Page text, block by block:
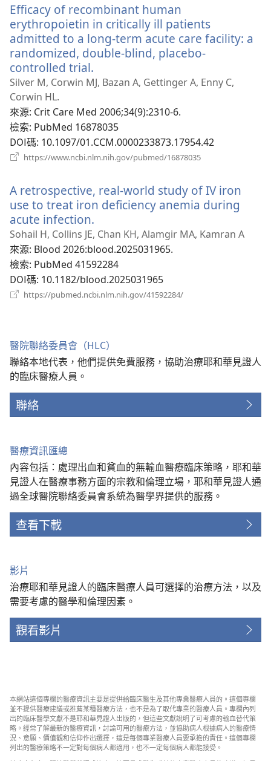
窗）
Efficacy of recombinant human
erythropoietin in critically ill patients
admitted to a long-term acute care facility: a
randomized, double-blind, placebo-
controlled trial.
啟
視
窗）
Silver M, Corwin MJ, Bazan A, Gettinger A, Enny C,
Corwin HL.
來源‎: Crit Care Med 2006;34(9):2310-6.
檢索‎: PubMed 16878035
DOI碼‎: 10.1097/01.CCM.0000233873.17954.42
https://www.ncbi.nlm.nih.gov/pubmed/16878035
視
窗）
A retrospective, real-world study of IV iron
use to treat iron deficiency anemia during
acute infection.
啟
新
視
窗）
Sohail H, Collins JE, Chan KH, Alamgir MA, Kamran A
來源‎: Blood 2026:blood.2025031965.
檢索‎: PubMed 41592284
DOI碼‎: 10.1182/blood.2025031965
https://pubmed.ncbi.nlm.nih.gov/41592284/
醫院聯絡委員會（HLC）
聯絡本地代表，他們提供免費服務，協助治療耶和華見證人
的臨床醫療人員。
聯絡
醫療資訊匯總
內容包括：處理出血和貧血的無輸血醫療臨床策略，耶和華
見證人在醫療事務方面的宗教和倫理立場，耶和華見證人通
過全球醫院聯絡委員會系統為醫學界提供的服務。
查看下載
影片
治療耶和華見證人的臨床醫療人員可選擇的治療方法，以及
需要考慮的醫學和倫理因素。
觀看影片
本網站這個專欄的醫療資訊主要是提供給臨床醫生及其他專業醫療人員的。這個專欄
並不提供醫療建議或推薦某種醫療方法，也不是為了取代專業的醫療人員。專欄內列
出的臨床醫學文獻不是耶和華見證人出版的，但這些文獻說明了可考慮的輸血替代策
略。經常了解最新的醫療資訊，討論可用的醫療方法，並協助病人根據病人的醫療情
況、意願、價值觀和信仰作出選擇，這是每個專業醫療人員要承擔的責任。這個專欄
列出的醫療策略不一定對每個病人都適用，也不一定每個病人都能接受。